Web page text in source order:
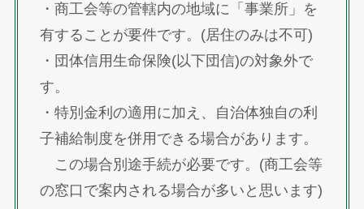
・商工会等の管轄内の地域に「事業所」を
有することが要件です。(居住のみは不可)
・団体信用生命保険(以下団信)の対象外で
す。
・特別金利の適用に加え、自治体独自の利
子補給制度を併用できる場合があります。
この場合別途手続が必要です。(商工会等
の窓口で案内される場合が多いと思います)